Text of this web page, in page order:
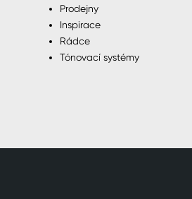
Prodejny
Inspirace
Rádce
Tónovací systémy